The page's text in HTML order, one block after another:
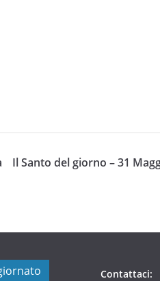
Il Santo del giorno – 31
Contattaci: